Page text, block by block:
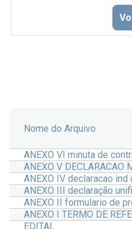
Nome do Arquivo
ANEXO VI minuta de
ANEXO V DECLARACAO
ANEXO IV declaracao
ANEXO III declaração
ANEXO II formulario de
ANEXO I TERMO DE
EDITAL